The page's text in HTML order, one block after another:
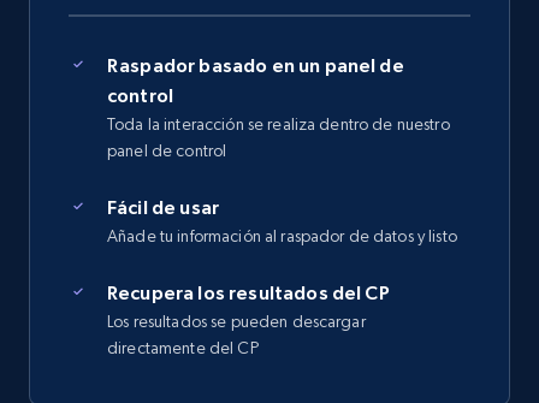
Raspador basado en un panel de
control
Toda la interacción se realiza dentro de nuestro
panel de control
Fácil de usar
Añade tu información al raspador de datos y listo
Recupera los resultados del CP
Los resultados se pueden descargar
directamente del CP